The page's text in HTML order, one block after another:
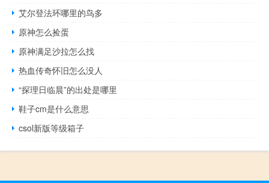
艾尔登法环哪里的鸟多
原神怎么捡蛋
原神满足沙拉怎么找
热血传奇怀旧怎么没人
“探理日临晨”的出处是哪里
鞋子cm是什么意思
csol新版等级箱子